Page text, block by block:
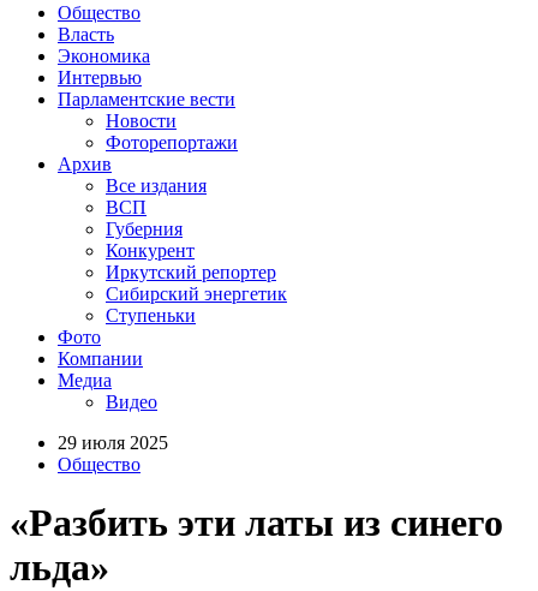
Общество
Власть
Экономика
Интервью
Парламентские вести
Новости
Фоторепортажи
Архив
Все издания
ВСП
Губерния
Конкурент
Иркутский репортер
Сибирский энергетик
Ступеньки
Фото
Компании
Медиа
Видео
29 июля 2025
Общество
«Разбить эти латы из синего
льда»